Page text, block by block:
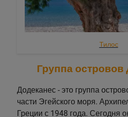
Тилос
Группа островов
Додеканес - это группа
части Эгейского моря.
Греции с 1948 года. Сегодня